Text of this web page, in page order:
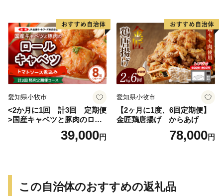
愛知県小牧市
<2か月に1回 計3回 定期便
>国産キャベツと豚肉のロー
ルキャベツ（4P入り）
39,000円
愛知県小牧市
【2ヶ月に1度、6回定期便】
金匠鶏唐揚げ からあげ
78,000円
この自治体のおすすめの返礼品